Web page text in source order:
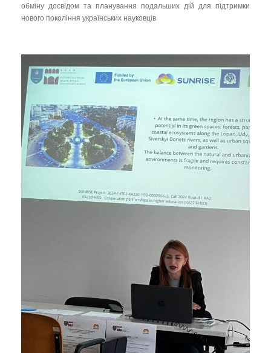
обміну досвідом та планування подальших дій для підтримки
нового покоління українських науковців